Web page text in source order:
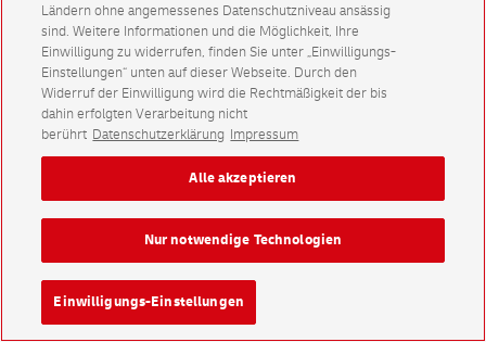
Ländern ohne angemessenes Datenschutzniveau ansässig
sind. Weitere Informationen und die Möglichkeit, Ihre
Einwilligung zu widerrufen, finden Sie unter „Einwilligungs-
Einstellungen“ unten auf dieser Webseite. Durch den
Widerruf der Einwilligung wird die Rechtmäßigkeit der bis
dahin erfolgten Verarbeitung nicht
berührt Datenschutzerklärung Impressum
Einwilligungs-Einstellungen
Nur notwendige Technologien
Alle akzeptieren